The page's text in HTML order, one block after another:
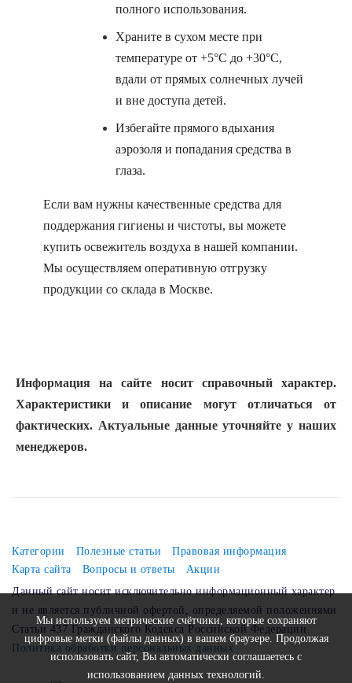
полного использования.
Храните в сухом месте при
температуре от +5°C до +30°C,
вдали от прямых солнечных лучей
и вне доступа детей.
Избегайте прямого вдыхания
аэрозоля и попадания средства в
глаза.
Если вам нужны качественные средства для
поддержания гигиены и чистоты, вы можете
купить освежитель воздуха в нашей компании.
Мы осуществляем оперативную отгрузку
продукции со склада в Москве.
Информация на сайте носит справочный характер.
Характеристики и описание могут отличаться от
фактических. Актуальные данные уточняйте у наших
менеджеров.
Категории Полезные статьи
Правовая информация
Карта сайта
Вопросы и ответы
Акции
Данный сайт носит исключительно информационный характер
и не является публичной офертой, определяемой положениями
Статьи 437 Гражданского Кодекса Российской Федерации.
Политика обработки персональных данных
Мы используем метрические счётчики, которые сохраняют
цифровые метки (файлы данных) в вашем браузере. Продолжая
использовать сайт, Вы автоматически соглашаетесь с
использованием данных технологий.